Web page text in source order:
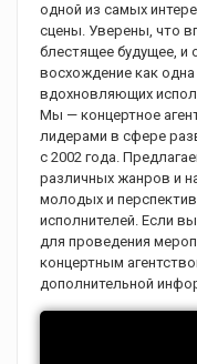
одной из самых
сцены. Уверены, что
блестящее будущее, и
восхождение как
вдохновляющих
Мы — концертное
лидерами в сфере
с 2002 года.
различных жанров и
молодых и
исполнителей. Если
для проведения
концертным
дополнительной